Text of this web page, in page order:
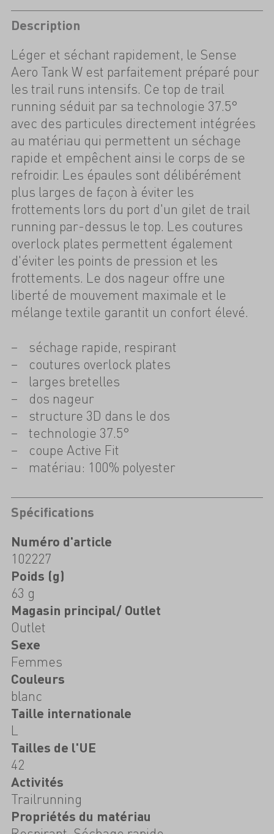
Description
Léger et séchant rapidement, le Sense
Aero Tank W est parfaitement préparé pour
les trail runs intensifs. Ce top de trail
running séduit par sa technologie 37.5°
avec des particules directement intégrées
au matériau qui permettent un séchage
rapide et empêchent ainsi le corps de se
refroidir. Les épaules sont délibérément
plus larges de façon à éviter les
frottements lors du port d'un gilet de trail
running par-dessus le top. Les coutures
overlock plates permettent également
d'éviter les points de pression et les
frottements. Le dos nageur offre une
liberté de mouvement maximale et le
mélange textile garantit un confort élevé.
séchage rapide, respirant
coutures overlock plates
larges bretelles
dos nageur
structure 3D dans le dos
technologie 37.5°
coupe Active Fit
matériau: 100% polyester
Spécifications
Numéro d'article
102227
Poids (g)
63 g
Magasin principal/ Outlet
Outlet
Sexe
Femmes
Couleurs
blanc
Taille internationale
L
Tailles de l'UE
42
Activités
Trailrunning
Propriétés du matériau